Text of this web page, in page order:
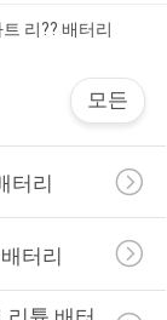
리?? 배터리
모든
터리
터리